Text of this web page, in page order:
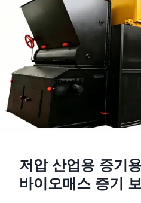
저압 산업용 증기
바이오매스 증기